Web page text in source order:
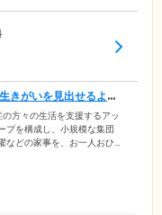
きがいを見出せるよう
方々の生活を支援するアッ
プを構成し、小規模な集団
などの家事を、お一人おひ
施設づくりを目指してお
一同全力でサポート。ご